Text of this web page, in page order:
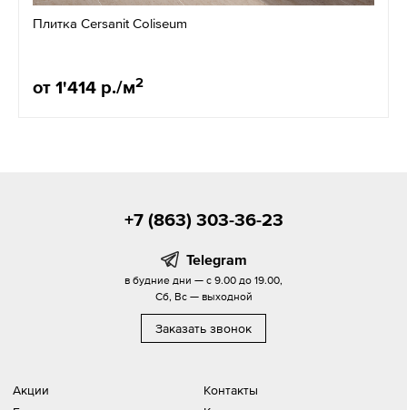
Плитка Cersanit Coliseum
от 1'414 р./м2
Акции
Контакты
+7 (863) 303-36-23
Telegram
в будние дни — с 9.00 до 19.00,
Сб, Вс — выходной
Заказать звонок